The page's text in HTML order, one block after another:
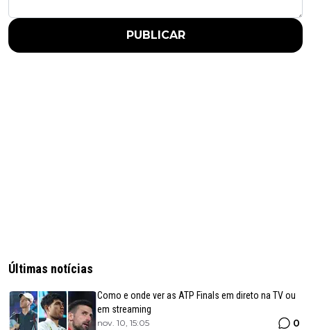
PUBLICAR
Últimas notícias
Como e onde ver as ATP Finals em direto na TV ou
em streaming
nov. 10, 15:05 0